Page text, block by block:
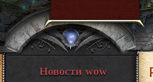
Новости wow
Рейд